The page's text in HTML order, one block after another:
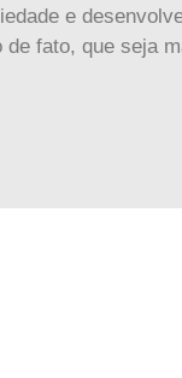
e
fato, que seja